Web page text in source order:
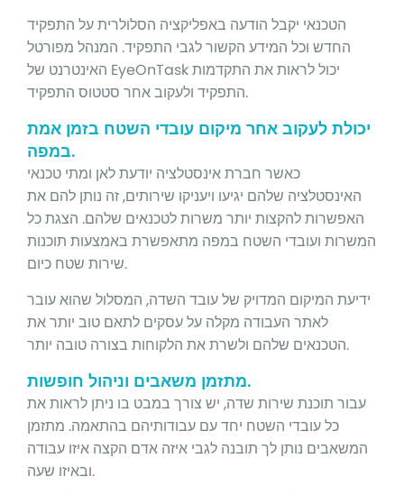
הטכנאי יקבל הודעה באפליקציה הסלולרית על התפקיד
החדש וכל המידע הקשור לגבי התפקיד. המנהל מפורטל
האינטרנט של EyeOnTask יכול לראות את התקדמות
התפקיד ולעקוב אחר סטטוס התפקיד.
יכולת לעקוב אחר מיקום עובדי השטח בזמן אמת
במפה.
כאשר חברת אינסטלציה יודעת לאן ומתי טכנאי
האינסטלציה שלהם יגיעו ויעניקו שירותים, זה נותן להם את
האפשרות להקצות יותר משרות לטכנאים שלהם. הצגת כל
המשרות ועובדי השטח במפה מתאפשרת באמצעות תוכנות
שירות שטח כיום.
ידיעת המיקום המדויק של עובד השדה, המסלול שהוא עובר
לאתר העבודה מקלה על עסקים לתאם טוב יותר את
הטכנאים שלהם ולשרת את הלקוחות בצורה טובה יותר.
מתזמן משאבים וניהול חופשות.
עבור תוכנת שירות שדה, יש צורך במבט בו ניתן לראות את
כל עובדי השטח יחד עם עבודותיהם בהתאמה. מתזמן
המשאבים נותן לך תובנה לגבי איזה אדם הקצה איזו עבודה
ובאיזו שעה.